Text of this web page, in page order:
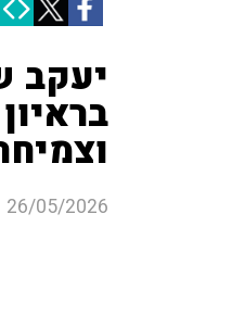
יעקב
26/05/2026